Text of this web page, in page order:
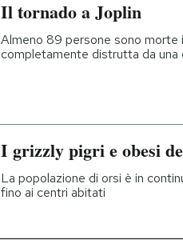
Il tornado a Joplin
Almeno 89 persone sono morte
completamente distrutta da una
I grizzly pigri e obesi
La popolazione di orsi è in
fino ai centri abitati